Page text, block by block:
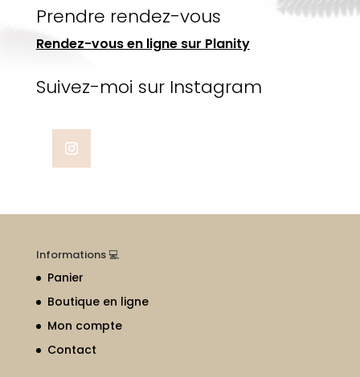
Prendre rendez-vous
Rendez-vous en ligne sur Planity
Suivez-moi sur Instagram
Informations 💻
Panier
Boutique en ligne
Mon compte
Contact